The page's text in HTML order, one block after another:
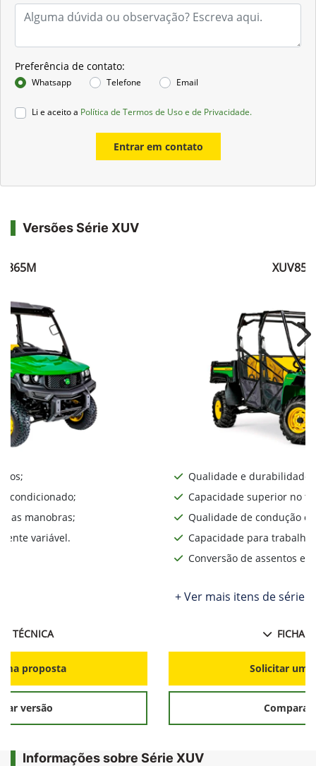
Preferência de contato:
Whatsapp Telefone Email
Li e aceito a Política de Termos de Uso e de Privacidade.
Entrar em contato
Versões Série XUV
condicionado;
as manobras;
variável.
TÉCNICA
proposta
versão
Qualidade e durabilidade;
Capacidade superior no
Qualidade de condução o
Capacidade para
Conversão de assentos e
+ Ver mais itens de série
FICHA
Solicitar
Comparar
Informações sobre Série XUV